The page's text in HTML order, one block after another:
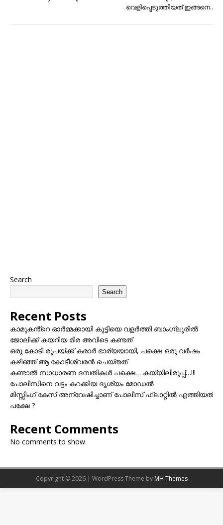
വെളിപ്പെടുത്തിയത് ഇങ്ങനെ..
Search
Search
Recent Posts
കാമുകൻ്റെ ഓർമ്മക്കായി കുട്ടിയെ വളർത്തി ബാംഗ്ലൂരിൽ
ജോലിക്ക് കയറിയ മീര അവിടെ കണ്ടത്
ഒരു കോടി രൂപയ്ക്ക് കരാർ ഭാര്യയായി, പക്ഷെ ഒരു വർഷം
കഴിഞ്ഞ് ആ കോടീശ്വരൻ ചെയ്തത്
കണ്ടാൽ സാധാരണ ദമ്പതികൾ പക്ഷെ… കയ്യിലിരുപ്പ്…!!!
പോലീസിനെ വട്ടം കറക്കിയ ദൃശ്യം മോഡല്‍
മിസ്സിംഗ് കേസ് അന്വേഷിച്ചാണ് പോലീസ് ഫ്ലാറ്റിൽ എത്തിയത്
പക്ഷേ ?
Recent Comments
No comments to show.
Copyright © 2026 | WordPress Theme by MH Themes